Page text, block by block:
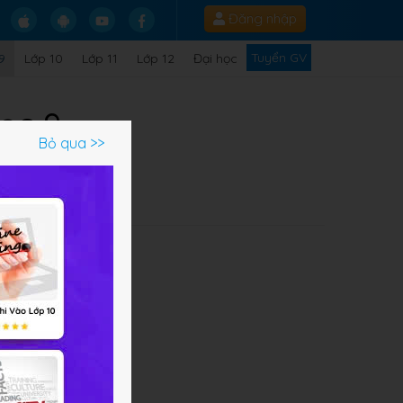
Đăng nhập
Lớp 10 Lớp 11 Lớp 12 Đại học Tuyển GV
9
Bỏ qua >>